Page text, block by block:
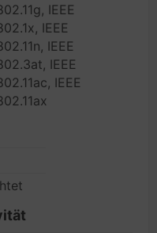
IEEE
IEEE
IEEE
IEEE
IEEE